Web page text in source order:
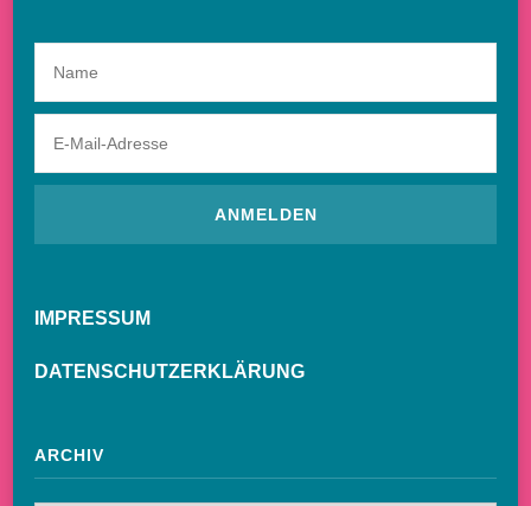
IMPRESSUM
DATENSCHUTZERKLÄRUNG
ARCHIV